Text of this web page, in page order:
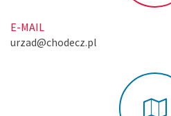
E-MAIL
urzad@chodecz.pl